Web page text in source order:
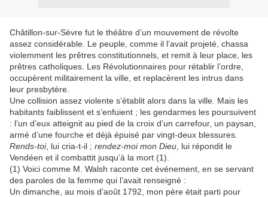
Châtillon-sur-Sèvre fut le théâtre d’un mouvement de révolte
assez considérable. Le peuple, comme il l’avait projeté, chassa
violemment les prêtres constitutionnels, et remit à leur place, les
prêtres catholiques. Les Révolutionnaires pour rétablir l’ordre,
occupèrent militairement la ville, et replacèrent les intrus dans
leur presbytère.
Une collision assez violente s’établit alors dans la ville. Mais les
habitants faiblissent et s’enfuient ; les gendarmes les poursuivent
: l’un d’eux atteignit au pied de la croix d’un carrefour, un paysan,
armé d’une fourche et déjà épuisé par vingt-deux blessures.
Rends-toi, lui cria-t-il ; rendez-moi mon Dieu , lui répondit le
Vendéen et il combattit jusqu’à la mort (1).
(1) Voici comme M. Walsh raconte cet événement, en se servant
des paroles de la femme qui l’avait renseigné :
Un dimanche, au mois d’août 1792, mon père était parti pour